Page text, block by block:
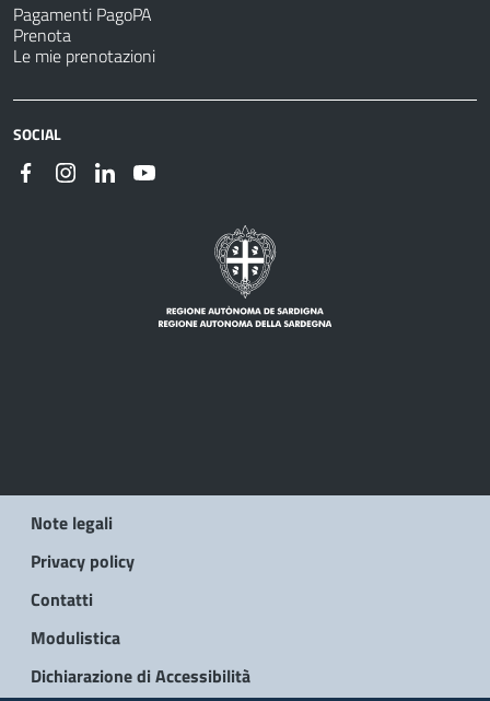
Pagamenti PagoPA
Prenota
Le mie prenotazioni
SOCIAL
Note legali
Privacy policy
Contatti
Modulistica
Dichiarazione di Accessibilità